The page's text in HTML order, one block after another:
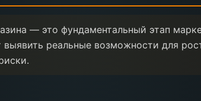
— это фундаментальный этап
реальные возможности для